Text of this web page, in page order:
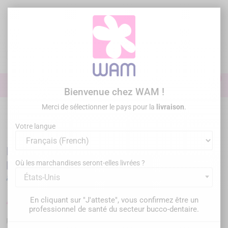
Lampes à photopolymériser
WOODPECKER - Lampe à photopolymériser O-Star Pro
DTE WOODPECKER - Lampe à
photopolymériser O-Star Pro
479,00 € TTC
Référence :
Bienvenue chez WAM !
Merci de sélectionner le pays pour la livraison.
Votre langue
Où les marchandises seront-elles livrées ?
États-Unis
En cliquant sur "J'atteste", vous confirmez être un
professionnel de santé du secteur bucco-dentaire.